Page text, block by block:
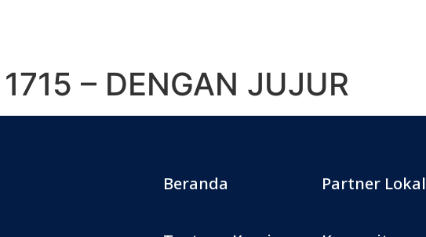
– DENGAN JUJUR
Beranda Partner Lokal